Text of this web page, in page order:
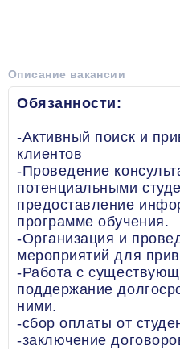
Описание вакансии
Обязанности:
-Активный поиск и
клиентов
-Проведение
потенциальными
предоставление
программе обучения.
-Организация и
мероприятий для
-Работа с
поддержание
ними.
-сбор оплаты от
-заключение